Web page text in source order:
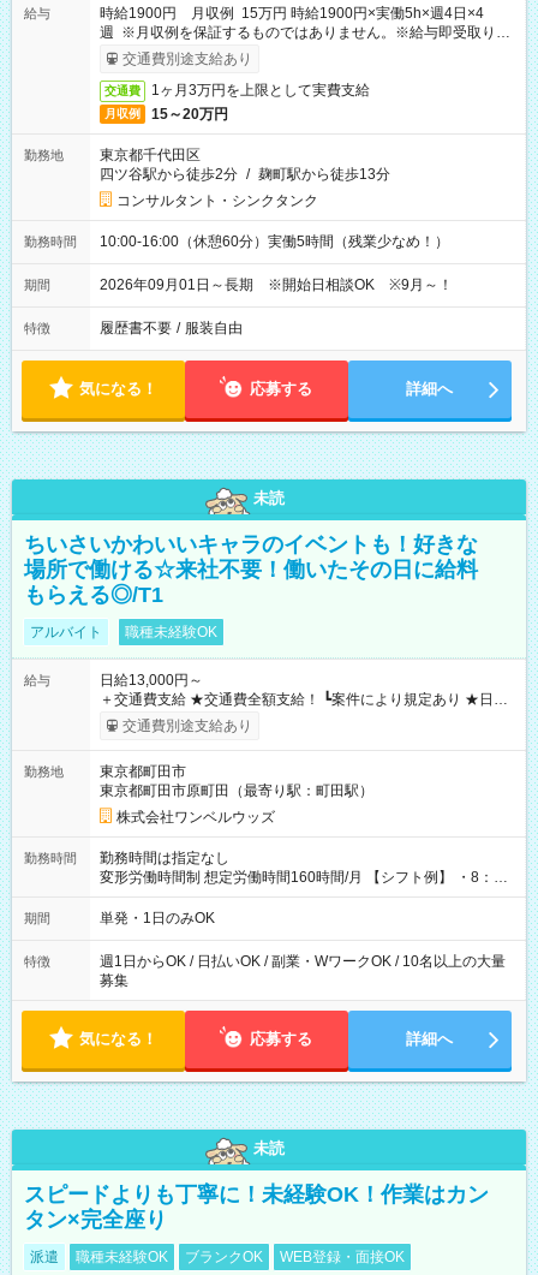
給与
時給1900円 月収例 15万円 時給1900円×実働5h×週4日×4
週 ※月収例を保証するものではありません。※給与即受取りサ
ービス利用可（利用条件有）
交通費別途支給あり
交通費 1ヶ月3万円を上限として実費支給
月収例 15～20万円
勤務地
東京都千代田区
四ツ谷駅から徒歩2分 / 麹町駅から徒歩13分
コンサルタント・シンクタンク
勤務時間 10:00-16:00（休憩60分）実働5時間（残業少なめ！）
期間 2026年09月01日～長期 ※開始日相談OK ※9月～！
特徴 履歴書不要 / 服装自由
気になる！ 応募する 詳細へ
未読
ちいさいかわいいキャラのイベントも！好きな
場所で働ける☆来社不要！働いたその日に給料
もらえる◎/T1
アルバイト 職種未経験OK
給与
日給13,000円～
＋交通費支給 ★交通費全額支給！ ┗案件により規定あり ★日払
いOK！（規定あり） ┗働いたその日に現金GET♪ お仕事後はコ
ンビニATMから 日払い分を引き落とせます！ 【試用期間】試
交通費別途支給あり
勤務地
東京都町田市
東京都町田市原町田（最寄り駅：町田駅）
株式会社ワンベルウッズ
勤務時間
勤務時間は指定なし
変形労働時間制 想定労働時間160時間/月 【シフト例】 ・8：00
～21：00
期間 単発・1日のみOK
特徴
週1日からOK / 日払いOK / 副業・WワークOK / 10名以上の大量
募集
気になる！ 応募する 詳細へ
未読
スピードよりも丁寧に！未経験OK！作業はカン
タン×完全座り
派遣 職種未経験OK ブランクOK WEB登録・面接OK